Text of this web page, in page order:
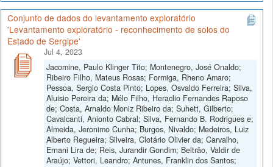
Conjunto de dados do levantamento exploratório
'Levantamento exploratório - reconhecimento de solos do
Estado de Sergipe'
Jul 4, 2023
Jacomine, Paulo Klinger Tito; Montenegro, José Onaldo;
Ribeiro Filho, Mateus Rosas; Formiga, Rheno Amaro;
Pessoa, Sergio Costa Pinto; Lopes, Osvaldo Ferreira; Silva,
Aluisio Pereira da; Mélo Filho, Heraclio Fernandes Raposo
de; Costa, Arnaldo Moniz Ribeiro da; Suhett, Gilberto;
Cavalcanti, Anionto Cabral; Silva, Fernando B. Rodrigues e;
Almeida, Jeronimo Cunha; Burgos, Nivaldo; Medeiros, Luiz
Alberto Regueira; Silveira, Clotário Olivier da; Carvalho,
Ernani Lira de; Reis, Jurandir Gondim; Beltrão, Valdir de
Araújo; Vettori, Leandro; Antunes, Franklin dos Santos;